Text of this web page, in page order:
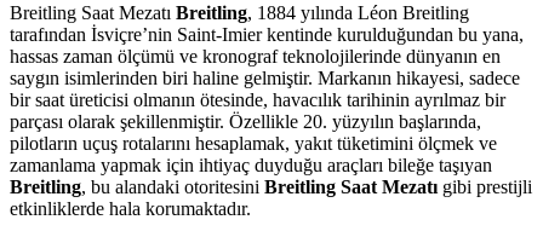
Breitling Saat Mezatı Breitling, 1884 yılında Léon Breitling
tarafından İsviçre’nin Saint-Imier kentinde kurulduğundan bu yana,
hassas zaman ölçümü ve kronograf teknolojilerinde dünyanın en
saygın isimlerinden biri haline gelmiştir. Markanın hikayesi, sadece
bir saat üreticisi olmanın ötesinde, havacılık tarihinin ayrılmaz bir
parçası olarak şekillenmiştir. Özellikle 20. yüzyılın başlarında,
pilotların uçuş rotalarını hesaplamak, yakıt tüketimini ölçmek ve
zamanlama yapmak için ihtiyaç duyduğu araçları bileğe taşıyan
Breitling, bu alandaki otoritesini Breitling Saat Mezatı gibi prestijli
etkinliklerde hala korumaktadır.